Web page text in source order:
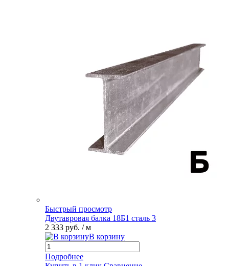
Быстрый просмотр
Двутавровая балка 18Б1 сталь 3
2 333 руб. / м
В корзину
Подробнее